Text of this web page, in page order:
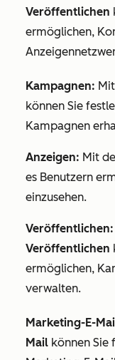
Veröffentlichen
ermöglichen,
Kampagnen:
können Sie
Kampagnen
Anzeigen: Mit
es Benutzern
einzusehen.
Veröffentlichen:
Veröffentlichen
ermöglichen,
verwalten.
Marketing-E-
Mail können Sie